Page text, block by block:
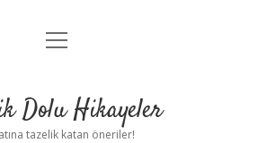
Anasayfa
Yasal Uyarı
menüyü
Dolu Hikayeler
tazelik katan öneriler!